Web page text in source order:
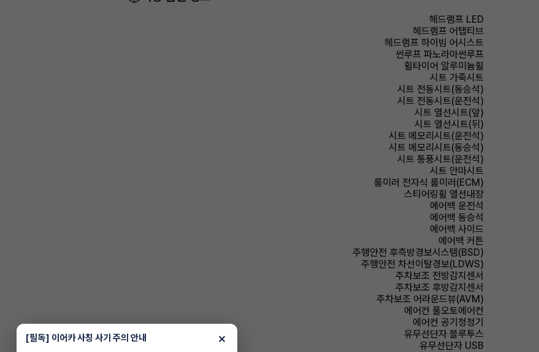
헤드램프 LED
헤드램프 어탭티브
헤드램프 하이빔 어시스트
썬루프 파노라마썬루프
휠타이어 알루미늄휠
시트 가죽시트
시트 전동시트(동승석)
시트 전동시트(운전석)
시트 열선시트(앞)
시트 열선시트(뒤)
시트 메모리시트(운전석)
시트 메모리시트(동승석)
시트 통풍시트(운전석)
시트 안마시트
룸미러 전자식 룸미러(ECM)
스티어링휠 열선내장
에어백 운전석
에어백 동승석
에어백 사이드
에어백 커튼
주행안전 후측방경보시스템(BSD)
주행안전 차선이탈경보(LDWS)
주차보조 전방감지센서
주차보조 후방감지센서
주차보조 어라운드뷰(AVM)
에어컨 풀오토에어컨
에어컨 공기청정기
유무선단자 블루투스
유무선단자 USB
[필독] 이어카 사칭 사기 주의 안내 ×